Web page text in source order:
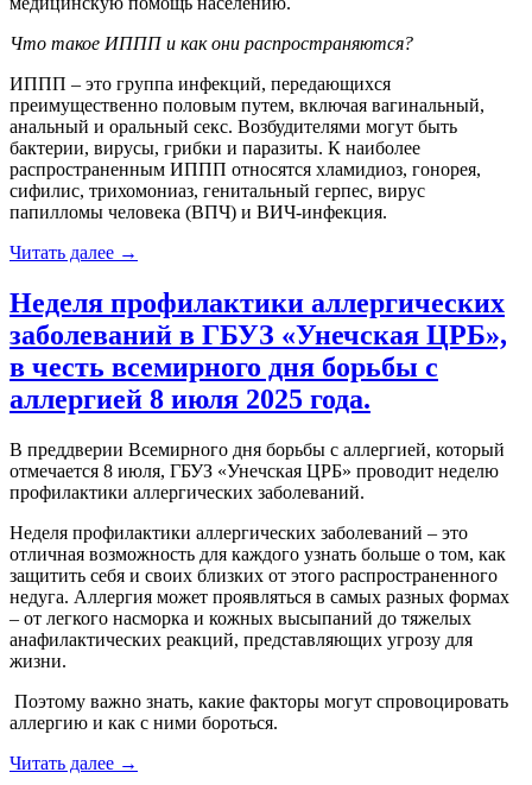
Что такое ИППП и как они распространяются?
ИППП – это группа инфекций, передающихся
преимущественно половым путем, включая вагинальный,
анальный и оральный секс. Возбудителями могут быть
бактерии, вирусы, грибки и паразиты. К наиболее
распространенным ИППП относятся хламидиоз, гонорея,
сифилис, трихомониаз, генитальный герпес, вирус
папилломы человека (ВПЧ) и ВИЧ-инфекция.
Читать далее «Инфекции,
половым
путем:
информация
пациентов
ГБУЗ
ЦРБ»»
→
Неделя профилактики аллергических
заболеваний в ГБУЗ «Унечская ЦРБ»,
в честь всемирного дня борьбы с
аллергией 8 июля 2025 года.
В преддверии Всемирного дня борьбы с аллергией, который
отмечается 8 июля, ГБУЗ «Унечская ЦРБ» проводит неделю
профилактики аллергических заболеваний.
Неделя профилактики аллергических заболеваний – это
отличная возможность для каждого узнать больше о том, как
защитить себя и своих близких от этого распространенного
недуга. Аллергия может проявляться в самых разных формах
– от легкого насморка и кожных высыпаний до тяжелых
анафилактических реакций, представляющих угрозу для
жизни.
Поэтому важно знать, какие факторы могут спровоцировать
аллергию и как с ними бороться.
Читать далее «Неделя
→